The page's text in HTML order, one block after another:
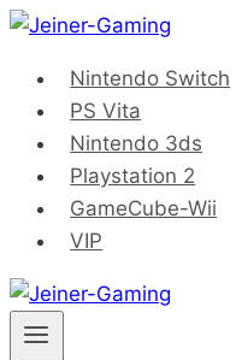
Saltar
contenidoNintendo Switch
PS Vita
Nintendo 3ds
Playstation 2
GameCube-Wii
VIP